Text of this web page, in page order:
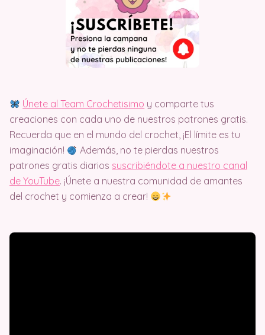
Únete al Team Crochetisimo y comparte tus
creaciones con cada uno de nuestros patrones gratis.
Recuerda que en el mundo del crochet, ¡El límite es tu
imaginación!
Además, no te pierdas nuestros
patrones gratis diarios suscribiéndote a nuestro canal
de YouTube. ¡Únete a nuestra comunidad de amantes
del crochet y comienza a crear!